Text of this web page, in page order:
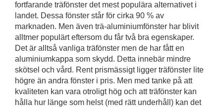
fortfarande träfönster det mest populära alternativet i
landet. Dessa fönster står för cirka 90 % av
marknaden. Men även trä-aluminiumfönster har blivit
alltmer populärt eftersom du får två bra egenskaper.
Det är alltså vanliga träfönster men de har fått en
aluminiumkappa som skydd. Detta innebär mindre
skötsel och vård. Rent prismässigt ligger träfönster lite
högre än andra fönster i pris. Men med tanke på att
kvaliteten kan vara otroligt hög och att träfönster kan
hålla hur länge som helst (med rätt underhåll) kan det